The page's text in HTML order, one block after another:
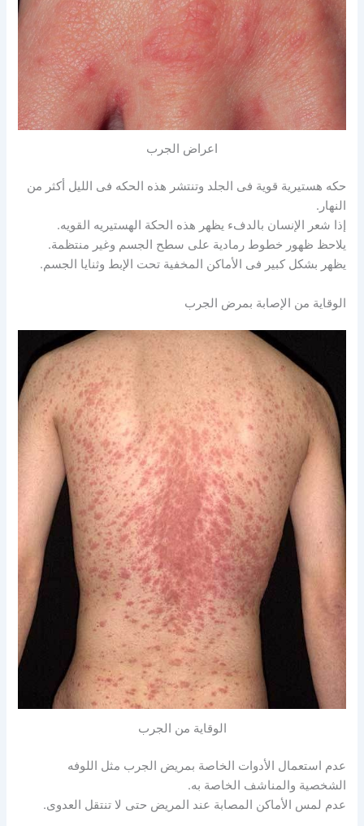
اعراض الجرب
حكه هستيرية قوية فى الجلد وتنتشر هذه الحكه فى الليل أكثر من
النهار.
إذا شعر الإنسان بالدفء يظهر هذه الحكة الهستيريه القويه.
يلاحظ ظهور خطوط رمادية على سطح الجسم وغير منتظمة.
يظهر بشكل كبير فى الأماكن المخفية تحت الإبط وثنايا الجسم.
الوقاية من الإصابة بمرض الجرب
الوقاية من الجرب
عدم استعمال الأدوات الخاصة بمريض الجرب مثل اللوفه
الشخصية والمناشف الخاصة به.
عدم لمس الأماكن المصابة عند المريض حتى لا تنتقل العدوى.